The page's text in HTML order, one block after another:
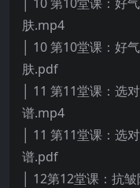
肤.mp4
│ 10 第10堂课：好
肤.pdf
│ 11 第11堂课：选
谱.mp4
│ 11 第11堂课：选
谱.pdf
│ 12第12堂课：抗